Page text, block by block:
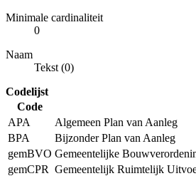
Minimale cardinaliteit
0
Naam
Tekst (0)
Codelijst
Code
APA
Algemeen Plan van Aanleg
BPA
Bijzonder Plan van Aanleg
gemBVO Gemeentelijke
gemCPR Gemeentelijk Ruimtelijk